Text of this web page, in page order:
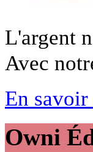
L'argent
Avec
En
Owni